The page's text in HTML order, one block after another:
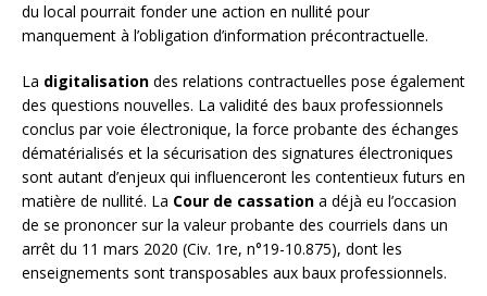
du local pourrait fonder une action en nullité pour
manquement à l’obligation d’information précontractuelle.
La digitalisation des relations contractuelles pose également
des questions nouvelles. La validité des baux professionnels
conclus par voie électronique, la force probante des échanges
dématérialisés et la sécurisation des signatures électroniques
sont autant d’enjeux qui influenceront les contentieux futurs en
matière de nullité. La Cour de cassation a déjà eu l’occasion
de se prononcer sur la valeur probante des courriels dans un
arrêt du 11 mars 2020 (Civ. 1re, n°19-10.875), dont les
enseignements sont transposables aux baux professionnels.